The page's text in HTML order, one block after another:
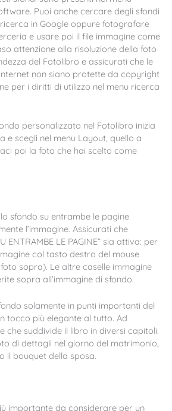
Puoi anche cercare degli sfondi
in Google oppure fotografare
e usare poi il file immagine come
attenzione alla risoluzione della foto
del Fotolibro e assicurati che le
non siano protette da copyright
per i diritti di utilizzo nel menu ricerca
personalizzato nel Fotolibro inizia
e scegli nel menu Layout, quello a
poi la foto che hai scelto come
sfondo su entrambe le pagine
l’immagine. Assicurati che
ENTRAMBE LE PAGINE” sia attiva: per
col tasto destro del mouse
sopra). Le altre caselle immagine
sopra all’immagine di sfondo.
solamente in punti importanti del
tocco più elegante al tutto. Ad
che suddivide il libro in diversi capitoli.
di dettagli nel giorno del matrimonio,
il bouquet della sposa.
importante da considerare per un